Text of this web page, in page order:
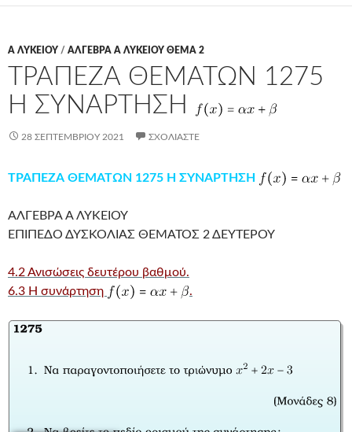
Α ΛΥΚΕΊΟΥ / ΑΛΓΕΒΡΑ Α ΛΥΚΕΙΟΥ ΘΕΜΑ 2
ΤΡΑΠΕΖΑ ΘΕΜΑΤΩΝ 1275
Η ΣΥΝΑΡΤΗΣΗ
28 ΣΕΠΤΕΜΒΡΊΟΥ 2021 ΣΧΟΛΙΆΣΤΕ
ΤΡΑΠΕΖΑ ΘΕΜΑΤΩΝ 1275 Η ΣΥΝΑΡΤΗΣΗ
ΑΛΓΕΒΡΑ Α ΛΥΚΕΙΟΥ
ΕΠΙΠΕΔΟ ΔΥΣΚΟΛΙΑΣ ΘΕΜΑΤΟΣ 2 ΔΕΥΤΕΡΟΥ
4.2 Ανισώσεις δευτέρου βαθμού.
6.3 Η συνάρτηση
.